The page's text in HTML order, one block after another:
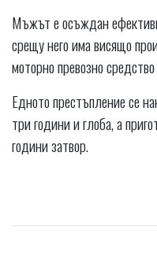
Мъжът е осъждан
срещу него има висящо
моторно превозно
Едното престъпление се
три години и глоба, а
години затвор.